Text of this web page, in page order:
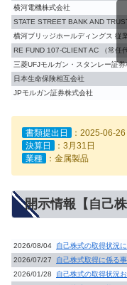
横河電機株式会社
STATE STREET BANK AND
横河ブリッジホールディングス 従
RE FUND 107-CLIENT AC （常
三菱UFJモルガン・スタンレー証
日本生命保険相互会社
JPモルガン証券株式会社
書類提出日
：2025-06-26
決算日
：3月31日
業種
：金属製品
開示情報【自己
2026/08/04
自己株式の取得状況
2026/07/27
自己株式取得に係る
2026/01/28
自己株式の取得状況